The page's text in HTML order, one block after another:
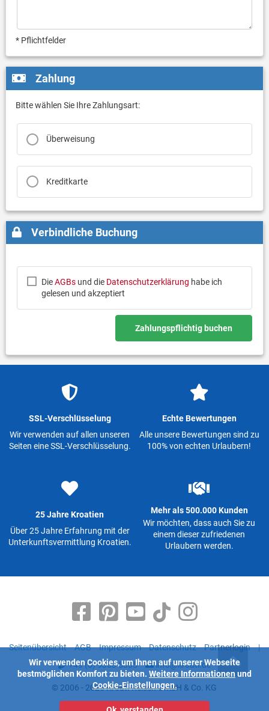
* Pflichtfelder
Zahlung
Bitte wählen Sie Ihre Zahlungsart:
Überweisung
Kreditkarte
Verbindliche Buchung
DieAGBsund die Datenschutzerklärung habe ich
gelesen und akzeptiert
Zahlungspflichtig buchen
SSL-Verschlüsselung
Wir verwenden auf allen unseren
Seiten eine SSL-Verschlüsselung.
Echte Bewertungen
Alle unsere Bewertungen sind zu
100% von echten Urlaubern!
25 Jahre Kroatien
Über 25 Jahre Erfahrung mit der
Unterkunftsvermittlung Kroatien.
Mehr als 500.000 Kunden
Wir möchten, dass auch Sie zu
einem dieser zufriedenen
Urlaubern werden.
Seitenübersicht AGB Impressum Datenschutz Partnerlogin
|
+49 (0) 9363 5335
info@kroati.de
© 2006 - 2026 Kroati-Reisen GmbH & Co. KG
Wir verwenden Cookies, um Ihnen auf unserer Webseite
bestmöglichen Komfort zu bieten. Weitere Informationen und
Cookie-Einstellungen.